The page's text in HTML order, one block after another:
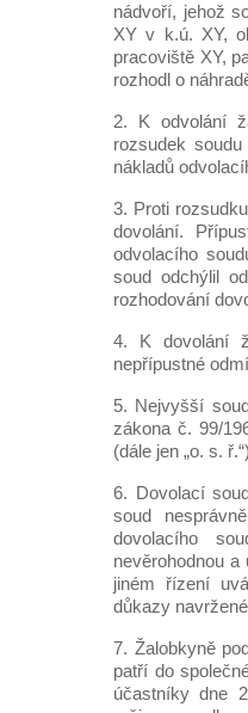
nádvoří, jehož
XY v k.ú. XY,
pracoviště XY,
rozhodl o
2. K odvolání
rozsudek
nákladů
3. Proti
dovolání.
odvolacího
soud odchýlil
rozhodování
4. K dovolání
nepřípustné
5. Nejvyšší
zákona č. 99/
(dále jen „o. s.
6. Dovolací
soud
dovolacího
nevěrohodnou
jiném řízení
důkazy
7. Žalobkyně
patří do
účastníky dne